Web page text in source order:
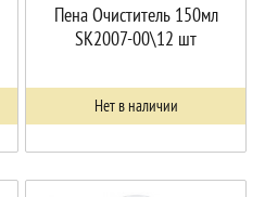
Пена Очиститель 150мл
SK2007-00\12 шт
Нет в наличии